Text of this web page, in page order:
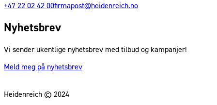
+47 22 02 42 00firmapost@heidenreich.no
Nyhetsbrev
Vi sender ukentlige nyhetsbrev med tilbud og kampanjer!
Meld meg på nyhetsbrev
Heidenreich © 2024